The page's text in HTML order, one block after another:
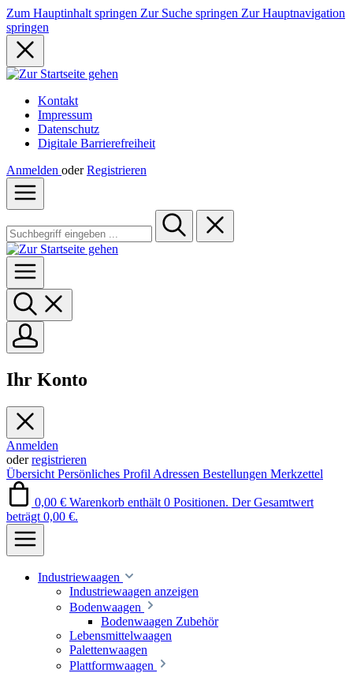
Zum Hauptinhalt springen Zur Suche springen Zur Hauptnavigation
springen
Kontakt
Impressum
Datenschutz
Digitale Barrierefreiheit
Anmelden oder Registrieren
Ihr Konto
Anmelden
oderregistrieren
Übersicht Persönliches Profil Adressen Bestellungen Merkzettel
0,00 € Warenkorb enthält 0 Positionen. Der Gesamtwert
beträgt 0,00 €.
Industriewaagen
Industriewaagen anzeigen
Bodenwaagen
Bodenwaagen Zubehör
Lebensmittelwaagen
Palettenwaagen
Plattformwaagen